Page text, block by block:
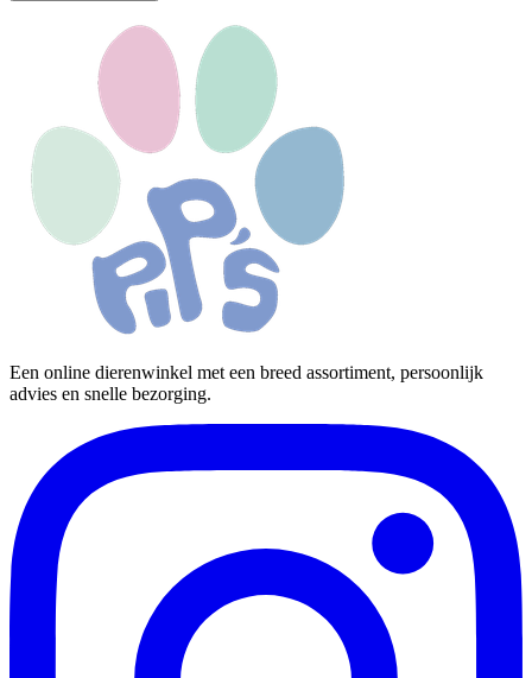
Een online dierenwinkel met een breed assortiment, persoonlijk
advies en snelle bezorging.